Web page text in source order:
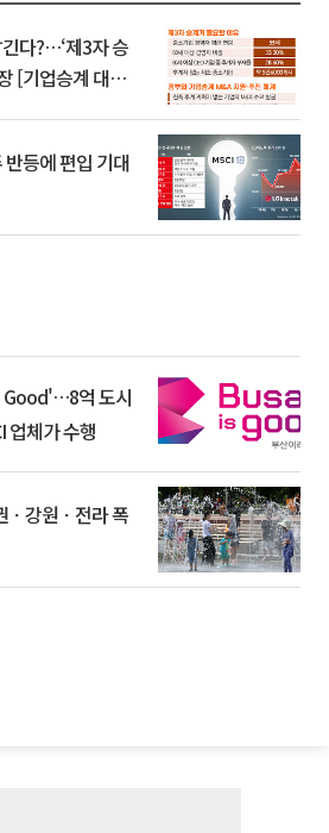
다?…‘제3자 승
[기업승계 대전
등에 편입 기대
업체가 수행
강원ㆍ전라 폭